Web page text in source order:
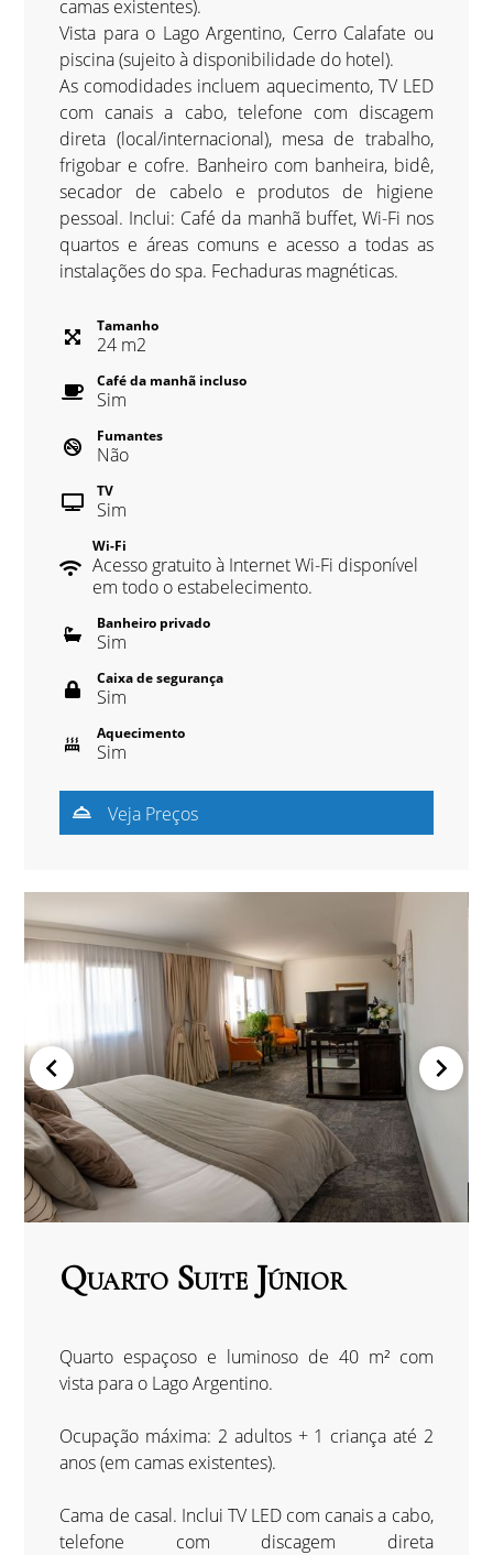
camas existentes).
Vista para o Lago Argentino, Cerro Calafate ou
piscina (sujeito à disponibilidade do hotel).
As comodidades incluem aquecimento, TV LED
com canais a cabo, telefone com discagem
direta (local/internacional), mesa de trabalho,
frigobar e cofre. Banheiro com banheira, bidê,
secador de cabelo e produtos de higiene
pessoal. Inclui: Café da manhã buffet, Wi-Fi nos
quartos e áreas comuns e acesso a todas as
instalações do spa. Fechaduras magnéticas.
Tamanho
24 m2
Café da manhã incluso
Sim
Fumantes
Não
TV
Sim
Wi-Fi
Acesso gratuito à Internet Wi-Fi disponível
em todo o estabelecimento.
Banheiro privado
Sim
Caixa de segurança
Sim
Aquecimento
Sim
Veja Preços
Quarto Suite Júnior
Quarto espaçoso e luminoso de 40 m² com
vista para o Lago Argentino.
Ocupação máxima: 2 adultos + 1 criança até 2
anos (em camas existentes).
Cama de casal. Inclui TV LED com canais a cabo,
telefone com discagem direta